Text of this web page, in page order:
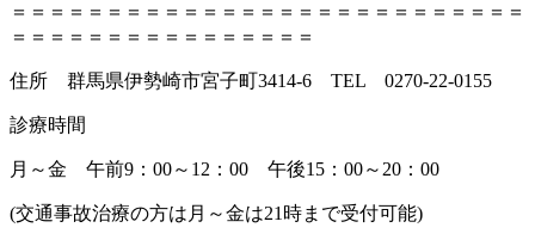
＝＝＝＝＝＝＝＝＝＝＝＝＝＝＝＝＝＝＝＝＝＝＝＝＝＝＝
＝＝＝＝＝＝＝＝＝＝＝＝＝＝＝＝
住所 群馬県伊勢崎市宮子町3414-6 TEL 0270-22-0155
診療時間
月～金 午前9：00～12：00 午後15：00～20：00
(交通事故治療の方は月～金は21時まで受付可能)